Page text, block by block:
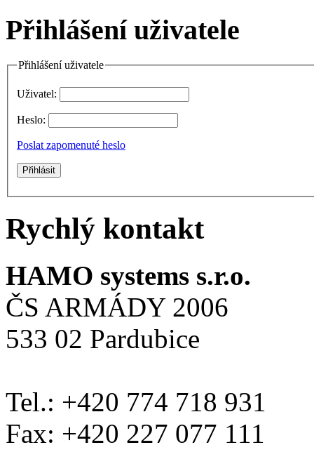
Přihlášení uživatele
Přihlášení uživatele
Uživatel:
Heslo:
Poslat zapomenuté heslo
Rychlý kontakt
HAMO systems s.r.o.
ČS ARMÁDY 2006
533 02 Pardubice
Tel.: +420 774 718 931
Fax: +420 227 077 111